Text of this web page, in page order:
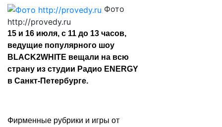
Фото
http://provedy.ru
15 и 16 июля, с 11 до 13 часов,
ведущие популярного шоу
BLACK2WHITE вещали на всю
страну из студии Радио ENERGY
в Санкт-Петербурге.
Фирменные рубрики и игры от